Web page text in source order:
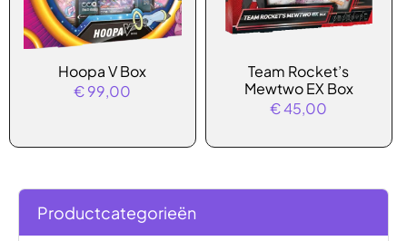
Hoopa V Box
€99,00
Team Rocket’s
Mewtwo EX Box
€45,00
Productcategorieën